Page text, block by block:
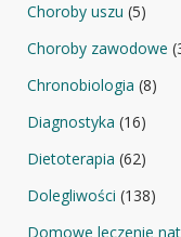
Choroby uszu (5)
Choroby zawodowe
Chronobiologia (8)
Diagnostyka (16)
Dietoterapia (62)
Dolegliwości (138)
Domowe leczenie